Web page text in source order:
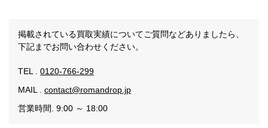
掲載されている買取実績についてご質問などありましたら、
下記までお問い合わせください。
TEL . 0120-766-299
MAIL . contact@romandrop.jp
営業時間. 9:00 ～ 18:00